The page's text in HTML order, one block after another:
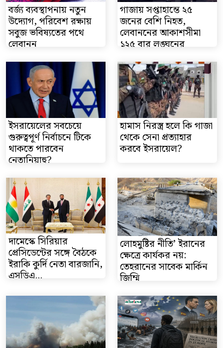
বর্জ্য ব্যবস্থাপনায় নতুন
উদ্যোগ, পরিবেশ রক্ষায়
সবুজ ভবিষ্যতের পথে
লেবানন
গাজায় সপ্তাহান্তে ২৫
জনের বেশি নিহত,
লেবাননের আকাশসীমা
১২৫ বার লঙ্ঘনের
ইসরায়েলের সবচেয়ে
গুরুত্বপূর্ণ নির্বাচনে টিকে
থাকতে পারবেন
নেতানিয়াহু?
হামাস নিরস্ত্র হলে কি গাজা
থেকে সেনা প্রত্যাহার
করবে ইসরায়েল?
দামেস্কে সিরিয়ার
প্রেসিডেন্টের সঙ্গে বৈঠকে
ইরাকি কুর্দি নেতা বারজানি,
এসডিএ...
লোহমুষ্টির নীতি’ ইরানের
ক্ষেত্রে কার্যকর নয়:
তেহরানের সাবেক মার্কিন
জিম্মি